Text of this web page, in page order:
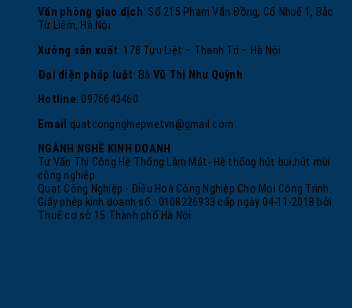
Văn phòng giao dịch: Số 215 Phạm Văn Đồng, Cổ Nhuế 1, Bắc
Từ Liêm, Hà Nội
Xưởng sản xuất: 178 Tựu Liệt – Thanh Trì – Hà Nội
Đại diện pháp luật: Bà Vũ Thị Như Quỳnh
Hotline: 0976643460
Email :quatcongnghiepvietvn@gmail.com
NGÀNH NGHỀ KINH DOANH
Tư Vấn Thi Công Hệ Thống Làm Mát- Hệ thống hút bụi,hút mùi
công nghiệp
Quạt Công Nghiệp - Điều Hoà Công Nghiệp Cho Mọi Công Trình.
Giấy phép kinh doanh số : 0108226933 cấp ngày 04-11-2018 bởi
Thuế cơ sở 15 Thành phố Hà Nội